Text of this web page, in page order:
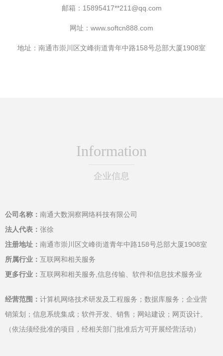
邮箱：15895417**211@qq.com
网址： www.softcn888.com
地址：南通市崇川区文峰街道青年中路158号总部大厦1908室
Information
企业信息
公司名称： 南通大数洞察网络科技有限公司
法人代表： 张徐
注册地址： 南通市崇川区文峰街道青年中路158号总部大厦1908室
所属行业： 互联网和相关服务
更多行业： 互联网和相关服务,信息传输、软件和信息技术服务业
经营范围： 计算机网络技术研发及工程服务；数据库服务；企业营
销策划；信息系统集成；软件开发、销售；网站建设；网页设计。
（依法须经批准的项目，经相关部门批准后方可开展经营活动）